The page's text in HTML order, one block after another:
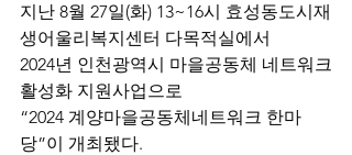
지난 8월 27일(화) 13~16시 효성동도시재
생어울리복지센터 다목적실에서
2024년 인천광역시 마을공동체 네트워크
활성화 지원사업으로
“2024 계양마을공동체네트워크 한마
당”이 개최됐다.